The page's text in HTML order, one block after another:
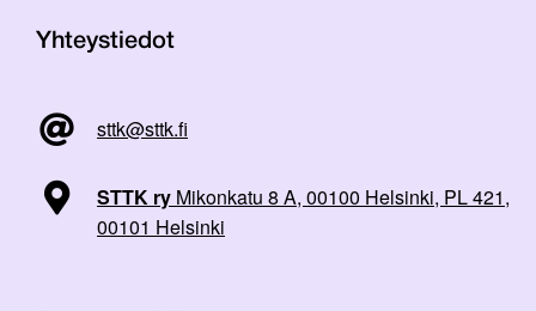
Yhteystiedot
sttk@sttk.fi
STTK ry Mikonkatu 8 A, 00100 Helsinki, PL 421,
00101 Helsinki